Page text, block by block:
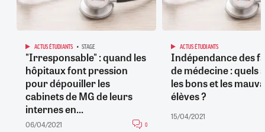
ACTUS ÉTUDIANTS STAGE
"Irresponsable" : quand les
hôpitaux font pression
pour dépouiller les
cabinets de MG de leurs
internes en...
06/04/2021 0
ACTUS ÉTUDIANTS
Indépendance des
de médecine : quels
les bons et les
élèves ?
15/04/2021